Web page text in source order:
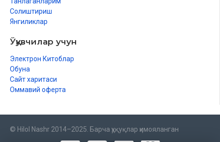
Солиштириш
Янгиликлар
Ўқувчилар учун
Электрон Китоблар
Обуна
Сайт харитаси
Оммавий оферта
© Hilol Nashr 2014–2025. Барча ҳуқуқлар ҳимояланган